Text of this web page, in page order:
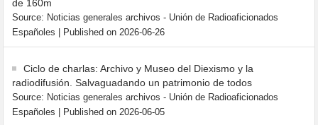
de 160m
Source: Noticias generales archivos - Unión de Radioaficionados
Españoles
Published on 2026-06-26
Ciclo de charlas: Archivo y Museo del Diexismo y la
radiodifusión. Salvaguadando un patrimonio de todos
Source: Noticias generales archivos - Unión de Radioaficionados
Españoles
Published on 2026-06-05